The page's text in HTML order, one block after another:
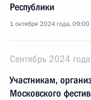
Республики
1 октября 2024 года, 09:00
Сентябрь 2024 года
Участникам,
Московского